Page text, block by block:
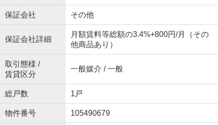
保証会社 その他
保証会社詳細
月額賃料等総額の3.4%+800円/月（その
他商品あり）
取引態様 /
賃貸区分
一般媒介 / 一般
総戸数 1戸
物件番号 105490679